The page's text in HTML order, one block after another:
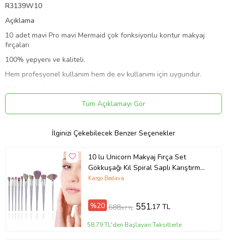
R3139W10
Açıklama
10 adet mavi Pro mavi Mermaid çok fonksiyonlu kontur makyaj
fırçaları
100% yepyeni ve kaliteli.
Hem profesyonel kullanım hem de ev kullanımı için uygundur.
Renklerde solma olmaz, kıl dökülmesi olmaz, bu dekoratif
rengarenk fırçalar yaşam zevkinizi artırır.
Taşınabilir ve kullanımı ve taşınması uygundur.
Adı: 10 adet mavi deniz kızı makyaj fırçası
Miktar: 10 adet
Fırça malzemesi: lifler
Fırça kolu malzemesi: plastik
Tüm Açıklamayı Gör
İlginizi Çekebilecek Benzer Seçenekler
10 lu Unicorn Makyaj Fırça Set
Gökkuşağı Kıl Spiral Saplı Karıştırma
Toz Göz farı Makyaj
Kargo Bedava
%20 688,97 TL 551,17 TL
58,79 TL'den Başlayan Taksitlerle